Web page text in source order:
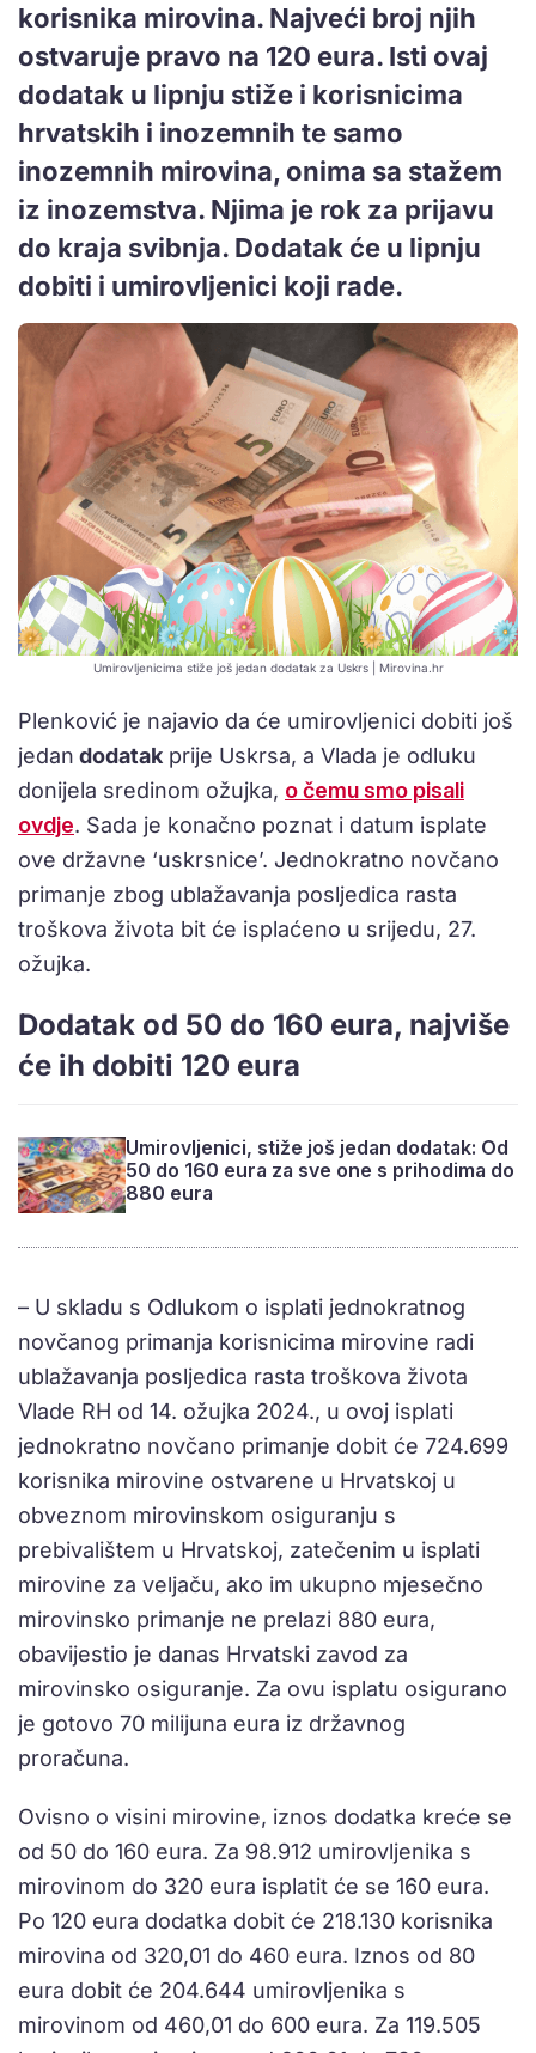
korisnika mirovina. Najveći broj njih
ostvaruje pravo na 120 eura. Isti ovaj
dodatak u lipnju stiže i korisnicima
hrvatskih i inozemnih te samo
inozemnih mirovina, onima sa stažem
iz inozemstva. Njima je rok za prijavu
do kraja svibnja. Dodatak će u lipnju
dobiti i umirovljenici koji rade.
Umirovljenicima stiže još jedan dodatak za Uskrs | Mirovina.hr
Plenković je najavio da će umirovljenici dobiti još
jedan dodatak prije Uskrsa, a Vlada je odluku
donijela sredinom ožujka, o čemu smo pisali
ovdje. Sada je konačno poznat i datum isplate
ove državne ‘uskrsnice’. Jednokratno novčano
primanje zbog ublažavanja posljedica rasta
troškova života bit će isplaćeno u srijedu, 27.
ožujka.
Dodatak od 50 do 160 eura, najviše
će ih dobiti 120 eura
Umirovljenici, stiže još jedan dodatak: Od
50 do 160 eura za sve one s prihodima do
880 eura
– U skladu s Odlukom o isplati jednokratnog
novčanog primanja korisnicima mirovine radi
ublažavanja posljedica rasta troškova života
Vlade RH od 14. ožujka 2024., u ovoj isplati
jednokratno novčano primanje dobit će 724.699
korisnika mirovine ostvarene u Hrvatskoj u
obveznom mirovinskom osiguranju s
prebivalištem u Hrvatskoj, zatečenim u isplati
mirovine za veljaču, ako im ukupno mjesečno
mirovinsko primanje ne prelazi 880 eura,
obavijestio je danas Hrvatski zavod za
mirovinsko osiguranje. Za ovu isplatu osigurano
je gotovo 70 milijuna eura iz državnog
proračuna.
Ovisno o visini mirovine, iznos dodatka kreće se
od 50 do 160 eura. Za 98.912 umirovljenika s
mirovinom do 320 eura isplatit će se 160 eura.
Po 120 eura dodatka dobit će 218.130 korisnika
mirovina od 320,01 do 460 eura. Iznos od 80
eura dobit će 204.644 umirovljenika s
mirovinom od 460,01 do 600 eura. Za 119.505